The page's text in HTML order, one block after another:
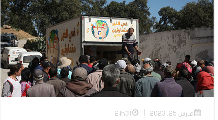
مارس 25, 2023 21h31